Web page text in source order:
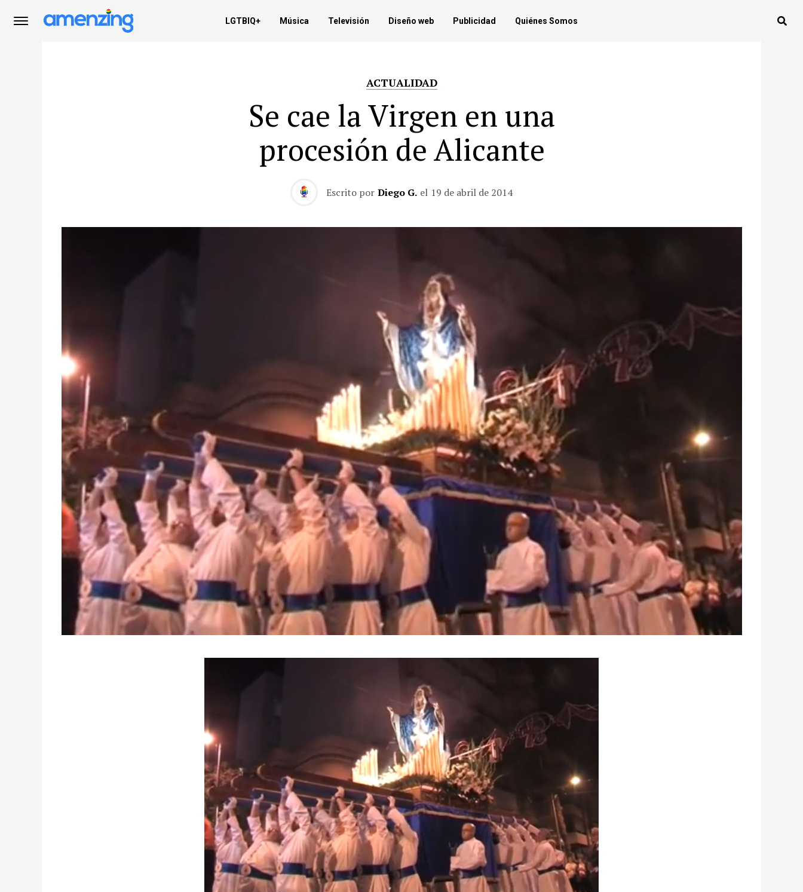
LGTBIQ+ Música Televisión Diseño web Publicidad Quiénes Somos
ACTUALIDAD
Se cae la Virgen en una
procesión de Alicante
Escrito por Diego G. el 19 de abril de 2014